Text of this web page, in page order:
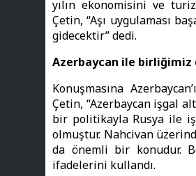
yılın ekonomisini ve
Çetin, “Aşı uygulaması
gidecektir” dedi.
Azerbaycan ile birliğimiz
Konuşmasına
Çetin, “Azerbaycan işgal
bir politikayla Rusya ile
olmuştur. Nahcivan
da önemli bir konudur.
ifadelerini kullandı.